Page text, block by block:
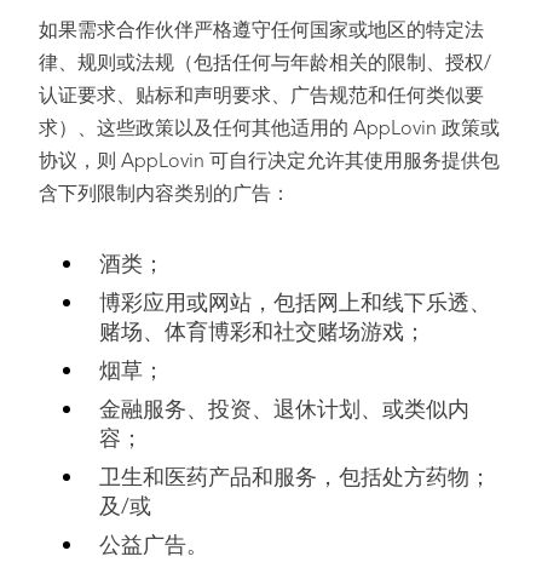
如果需求合作伙伴严格遵守任何国家或地区的特定法
律、规则或法规（包括任何与年龄相关的限制、授权/
认证要求、贴标和声明要求、广告规范和任何类似要
求）、这些政策以及任何其他适用的 AppLovin 政策或
协议，则 AppLovin 可自行决定允许其使用服务提供包
含下列限制内容类别的广告：
酒类；
博彩应用或网站，包括网上和线下乐透、
赌场、体育博彩和社交赌场游戏；
烟草；
金融服务、投资、退休计划、或类似内
容；
卫生和医药产品和服务，包括处方药物；
及/或
公益广告。